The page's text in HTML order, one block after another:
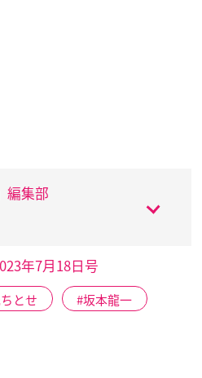
編集部
年7月18日号
とせ 坂本龍一